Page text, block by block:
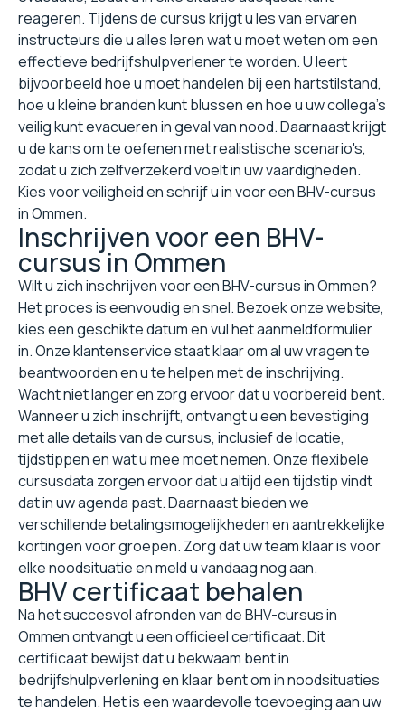
reageren. Tijdens de cursus krijgt u les van ervaren
instructeurs die u alles leren wat u moet weten om een
effectieve bedrijfshulpverlener te worden. U leert
bijvoorbeeld hoe u moet handelen bij een hartstilstand,
hoe u kleine branden kunt blussen en hoe u uw collega's
veilig kunt evacueren in geval van nood. Daarnaast krijgt
u de kans om te oefenen met realistische scenario's,
zodat u zich zelfverzekerd voelt in uw vaardigheden.
Kies voor veiligheid en schrijf u in voor een BHV-cursus
in Ommen.
Inschrijven voor een BHV-
cursus in Ommen
Wilt u zich inschrijven voor een BHV-cursus in Ommen?
Het proces is eenvoudig en snel. Bezoek onze website,
kies een geschikte datum en vul het aanmeldformulier
in. Onze klantenservice staat klaar om al uw vragen te
beantwoorden en u te helpen met de inschrijving.
Wacht niet langer en zorg ervoor dat u voorbereid bent.
Wanneer u zich inschrijft, ontvangt u een bevestiging
met alle details van de cursus, inclusief de locatie,
tijdstippen en wat u mee moet nemen. Onze flexibele
cursusdata zorgen ervoor dat u altijd een tijdstip vindt
dat in uw agenda past. Daarnaast bieden we
verschillende betalingsmogelijkheden en aantrekkelijke
kortingen voor groepen. Zorg dat uw team klaar is voor
elke noodsituatie en meld u vandaag nog aan.
BHV certificaat behalen
Na het succesvol afronden van de BHV-cursus in
Ommen ontvangt u een officieel certificaat. Dit
certificaat bewijst dat u bekwaam bent in
bedrijfshulpverlening en klaar bent om in noodsituaties
te handelen. Het is een waardevolle toevoeging aan uw